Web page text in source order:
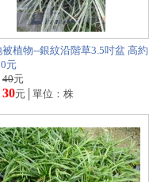
植物--銀紋沿階草3.5吋盆 高約
元
40元
30元│單位：株